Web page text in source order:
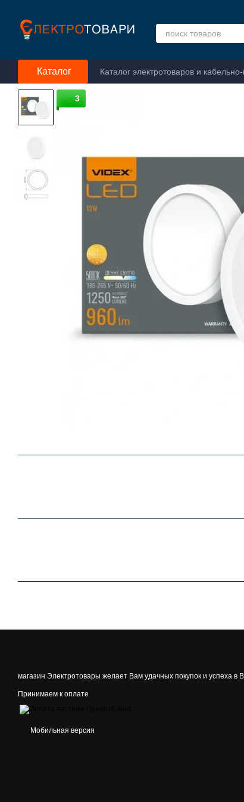
Каталог Каталог электротоваров и
3
магазин Электротовары желает Вам удачных покупок и успеха в
Принимаем к оплате
Мобильная версия